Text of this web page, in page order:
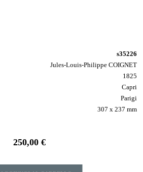
s35226
Jules-Louis-Philippe COIGNET
1825
Capri
Parigi
307 x 237 mm
250,00 €